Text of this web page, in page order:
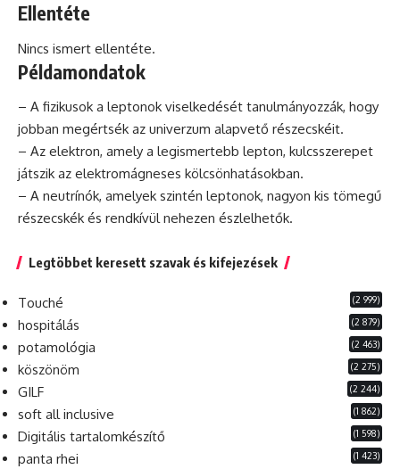
Ellentéte
Nincs ismert ellentéte.
Példamondatok
– A fizikusok a leptonok viselkedését tanulmányozzák, hogy
jobban megértsék az univerzum alapvető részecskéit.
– Az elektron, amely a legismertebb lepton, kulcsszerepet
játszik az elektromágneses kölcsönhatásokban.
– A neutrínók, amelyek szintén leptonok, nagyon kis tömegű
részecskék és rendkívül nehezen észlelhetők.
Legtöbbet keresett szavak és kifejezések
Touché (2 999)
hospitálás (2 879)
potamológia (2 463)
köszönöm (2 275)
GILF (2 244)
soft all inclusive (1 862)
Digitális tartalomkészítő (1 598)
panta rhei (1 423)